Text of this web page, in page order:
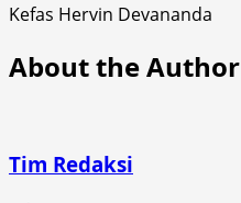
Kefas Hervin Devananda
About the Author
Tim Redaksi